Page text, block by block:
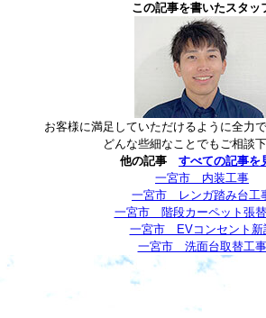
この記事を書いたスタッ
お客様に満足していただけるように全力
どんな些細なことでもご相談下
他の記事 すべての記事を
一宮市 内装工事
一宮市 レンガ踏み台工
一宮市 階段カーペット張
一宮市 EVコンセント新
一宮市 洗面台取替工事